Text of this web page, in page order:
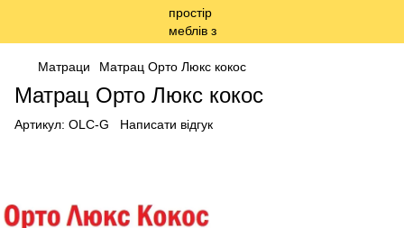
Матраци Матрац Орто Люкс кокос
Матрац Орто Люкс кокос
Артикул: OLC-G Написати відгук